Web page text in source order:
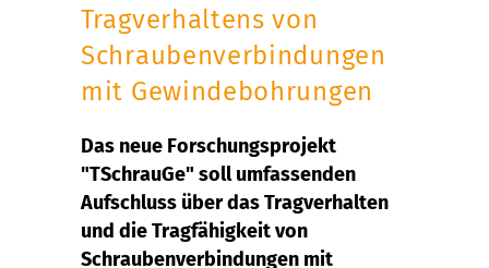
Tragverhaltens von
Schraubenverbindungen
mit Gewindebohrungen
Das neue Forschungsprojekt
"TSchrauGe" soll umfassenden
Aufschluss über das Tragverhalten
und die Tragfähigkeit von
Schraubenverbindungen mit